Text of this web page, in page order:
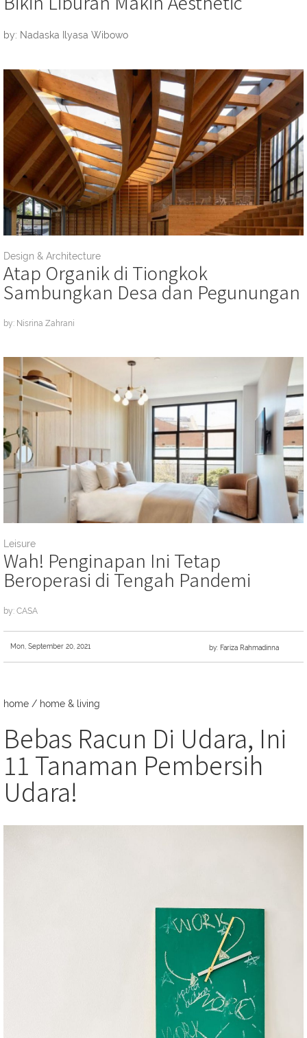
by: Nadaska Ilyasa Wibowo
Design & Architecture
Atap Organik di Tiongkok
Sambungkan Desa dan Pegunungan
by: Nisrina Zahrani
Leisure
Wah! Penginapan Ini Tetap
Beroperasi di Tengah Pandemi
by: CASA
Mon, September 20, 2021 by: Fariza Rahmadinna
home / home & living
Bebas Racun Di Udara, Ini
11 Tanaman Pembersih
Udara!